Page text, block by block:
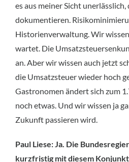
es aus meiner Sicht unerlässlich,
dokumentieren.
Historienverwaltung. Wir
wartet. Die
an. Aber wir wissen auch jetzt
die Umsatzsteuer wieder hoch
Gastronomen ändert sich zum
noch etwas. Und wir wissen ja
Zukunft passieren wird.
Paul Liese: Ja. Die
kurzfristig mit diesem